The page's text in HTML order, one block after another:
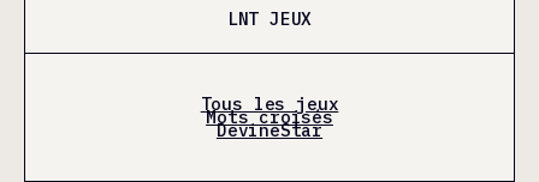
LNT JEUX
Tous les jeux
Mots croisés
DevineStar